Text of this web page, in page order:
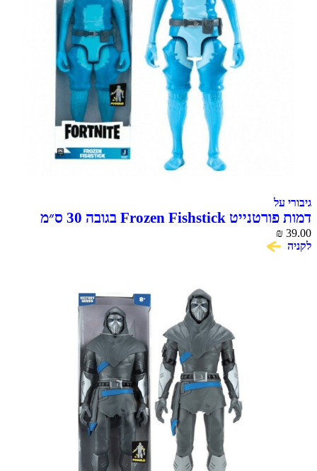
גיבורי על
דמות פורטנייט Frozen Fishstick בגובה 30 ס״מ
Victory Series
₪ 39.00
לקניה